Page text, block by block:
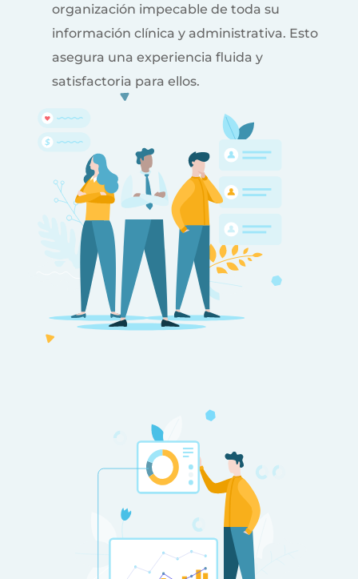
organización impecable de toda su
información clínica y administrativa. Esto
asegura una experiencia fluida y
satisfactoria para ellos.